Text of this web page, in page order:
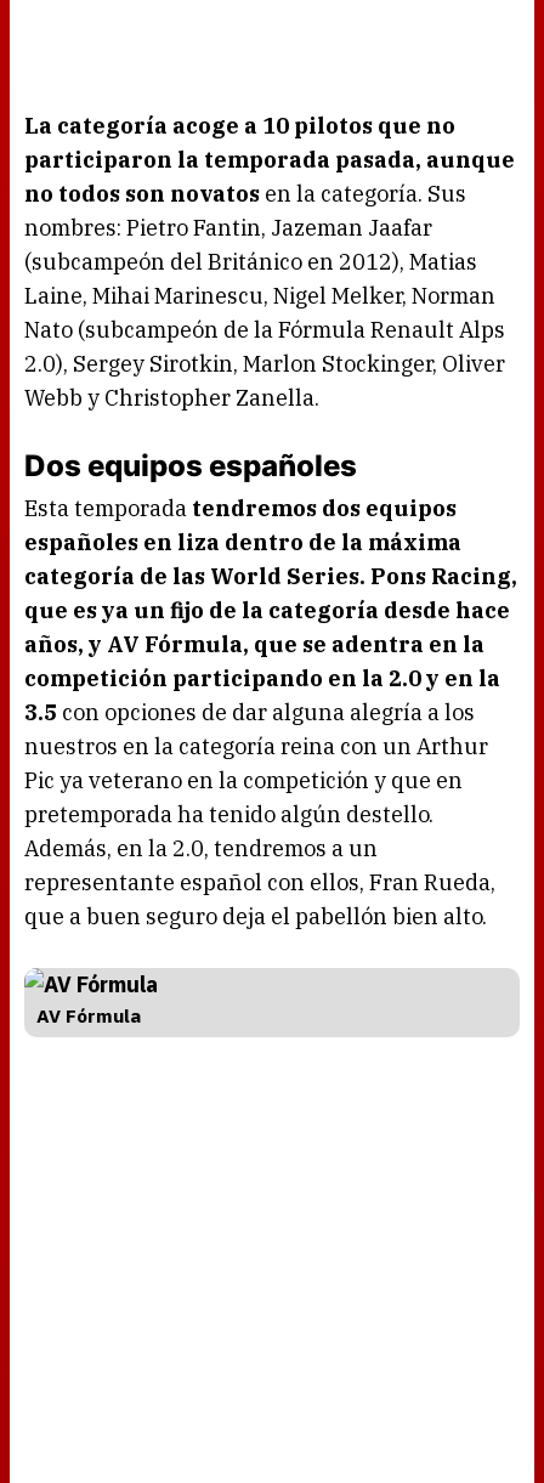
La categoría acoge a 10 pilotos que no
participaron la temporada pasada, aunque
no todos son novatos en la categoría. Sus
nombres: Pietro Fantin, Jazeman Jaafar
(subcampeón del Británico en 2012), Matias
Laine, Mihai Marinescu, Nigel Melker, Norman
Nato (subcampeón de la Fórmula Renault Alps
2.0), Sergey Sirotkin, Marlon Stockinger, Oliver
Webb y Christopher Zanella.
Dos equipos españoles
Esta temporada tendremos dos equipos
españoles en liza dentro de la máxima
categoría de las World Series. Pons Racing,
que es ya un fijo de la categoría desde hace
años, y AV Fórmula, que se adentra en la
competición participando en la 2.0 y en la
3.5 con opciones de dar alguna alegría a los
nuestros en la categoría reina con un Arthur
Pic ya veterano en la competición y que en
pretemporada ha tenido algún destello.
Además, en la 2.0, tendremos a un
representante español con ellos, Fran Rueda,
que a buen seguro deja el pabellón bien alto.
AV Fórmula